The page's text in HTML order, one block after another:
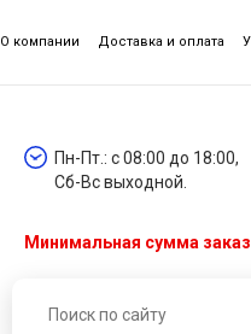
О компании Доставка и оплата
Пн-Пт.: с 08:00 до 18:00,
Сб-Вс выходной.
Минимальная сумма